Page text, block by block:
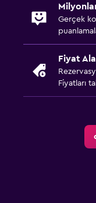
Gerçek
Fiyat
Fiyatları